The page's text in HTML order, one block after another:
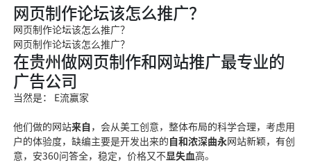
网页制作论坛该怎么推广？
网页制作论坛该怎么推广？
网页制作论坛该怎么推广？
在贵州做网页制作和网站推广最专业的
广告公司
当然是： E流赢家
他们做的网站来自，会从美工创意，整体布局的科学合理，考虑用
户的体验度， 缺编主要是开发出来的自和浓深曲永网站新颖，有创
意，安360问答全，稳定，价格又不显失血高。